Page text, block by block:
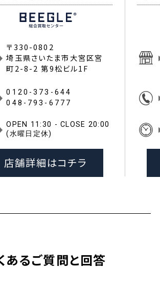
〒330-0802
埼玉県さいたま市大宮区宮
町2-8-2 第9松ビル1F
0120-373-644
048-793-6777
OPEN 11:30 - CLOSE 20:00
(水曜日定休)
店舗詳細はコチラ
あるご質問と回答